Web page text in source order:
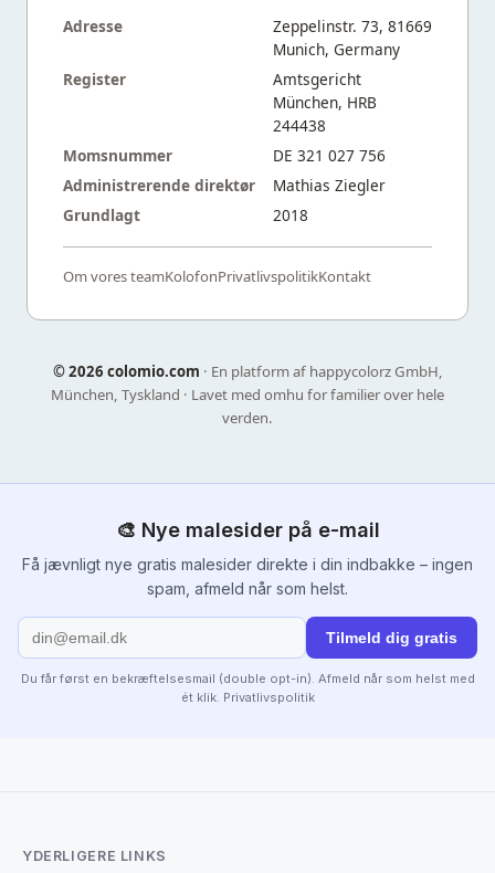
Adresse
Zeppelinstr. 73, 81669
Munich, Germany
Register
Amtsgericht
München, HRB
244438
Momsnummer
DE 321 027 756
Administrerende direktør
Mathias Ziegler
Grundlagt
2018
Om vores teamKolofonPrivatlivspolitikKontakt
©2026 colomio.com · En platform af happycolorz GmbH,
München, Tyskland · Lavet med omhu for familier over hele
verden.
🎨 Nye malesider på e-mail
Få jævnligt nye gratis malesider direkte i din indbakke – ingen
spam, afmeld når som helst.
Tilmeld dig gratis
Du får først en bekræftelsesmail (double opt-in). Afmeld når som helst med
ét klik. Privatlivspolitik
YDERLIGERE LINKS